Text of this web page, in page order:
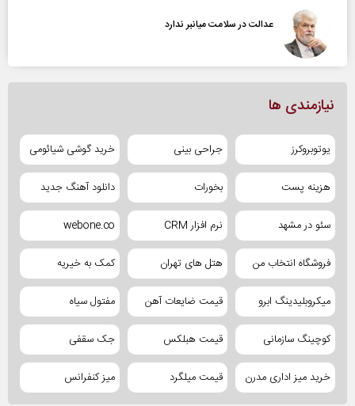
عدالت در سلامت میانبر ندارد
نیازمندی ها
یوتوبروکرز جراحی بینی خرید گوشی شیائومی
هزینه پست بخورات دانلود آهنگ جدید
سئو در مشهد نرم افزار CRM webone.co
فروشگاه انتخاب من هتل های تهران کمک به خیریه
میکروبلیدینگ ابرو قیمت ضایعات آهن مفتول سیاه
کوچینگ سازمانی قیمت هبلکس جک سقفی
خرید میز اداری مدرن قیمت میلگرد میز کنفرانس